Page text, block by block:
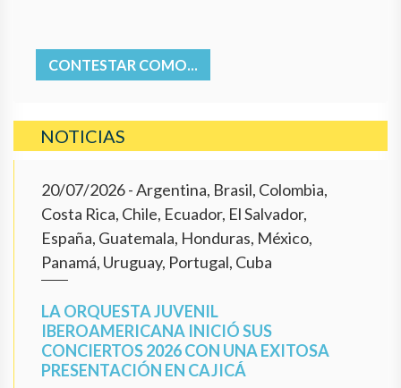
CONTESTAR COMO...
NOTICIAS
20/07/2026- Argentina, Brasil, Colombia,
Costa Rica, Chile, Ecuador, El Salvador,
España, Guatemala, Honduras, México,
Panamá, Uruguay, Portugal, Cuba
LA ORQUESTA JUVENIL
IBEROAMERICANA INICIÓ SUS
CONCIERTOS 2026 CON UNA EXITOSA
PRESENTACIÓN EN CAJICÁ